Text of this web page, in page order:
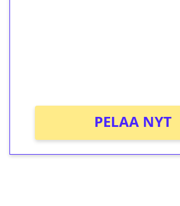
PELAA NYT